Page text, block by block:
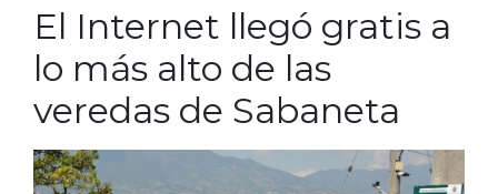
El Internet llegó gratis a
lo más alto de las
veredas de Sabaneta